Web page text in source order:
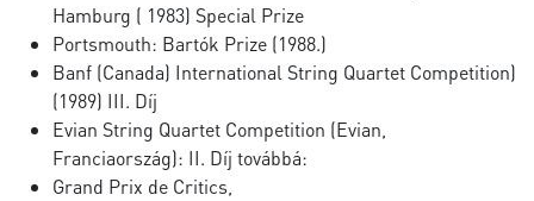
Hamburg ( 1983) Special Prize
Portsmouth: Bartók Prize (1988.)
Banf (Canada) International String Quartet Competition)
(1989) III. Díj
Evian String Quartet Competition (Evian,
Franciaország): II. Díj továbbá:
Grand Prix de Critics,